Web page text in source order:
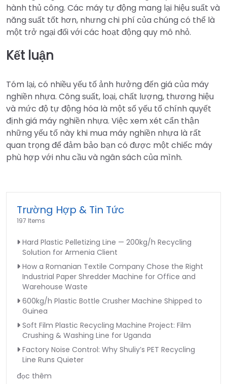
hành thủ công. Các máy tự động mang lại hiệu suất và
năng suất tốt hơn, nhưng chi phí của chúng có thể là
một trở ngại đối với các hoạt động quy mô nhỏ.
Kết luận
Tóm lại, có nhiều yếu tố ảnh hưởng đến giá của máy
nghiền nhựa. Công suất, loại, chất lượng, thương hiệu
và mức độ tự động hóa là một số yếu tố chính quyết
định giá máy nghiền nhựa. Việc xem xét cẩn thận
những yếu tố này khi mua máy nghiền nhựa là rất
quan trọng để đảm bảo bạn có được một chiếc máy
phù hợp với nhu cầu và ngân sách của mình.
Trường Hợp & Tin Tức
197 Items
Hard Plastic Pelletizing Line — 200kg/h Recycling
Solution for Armenia Client
How a Romanian Textile Company Chose the Right
Industrial Paper Shredder Machine for Office and
Warehouse Waste
600kg/h Plastic Bottle Crusher Machine Shipped to
Guinea
Soft Film Plastic Recycling Machine Project: Film
Crushing & Washing Line for Uganda
Factory Noise Control: Why Shuliy’s PET Recycling
Line Runs Quieter
đọc thêm